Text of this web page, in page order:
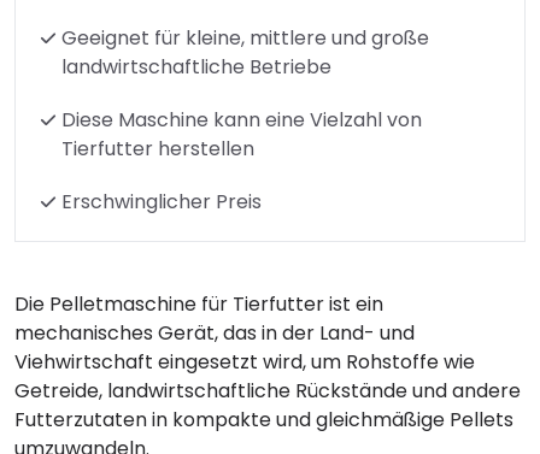
Geeignet für kleine, mittlere und große
landwirtschaftliche Betriebe
Diese Maschine kann eine Vielzahl von
Tierfutter herstellen
Erschwinglicher Preis
Die Pelletmaschine für Tierfutter ist ein
mechanisches Gerät, das in der Land- und
Viehwirtschaft eingesetzt wird, um Rohstoffe wie
Getreide, landwirtschaftliche Rückstände und andere
Futterzutaten in kompakte und gleichmäßige Pellets